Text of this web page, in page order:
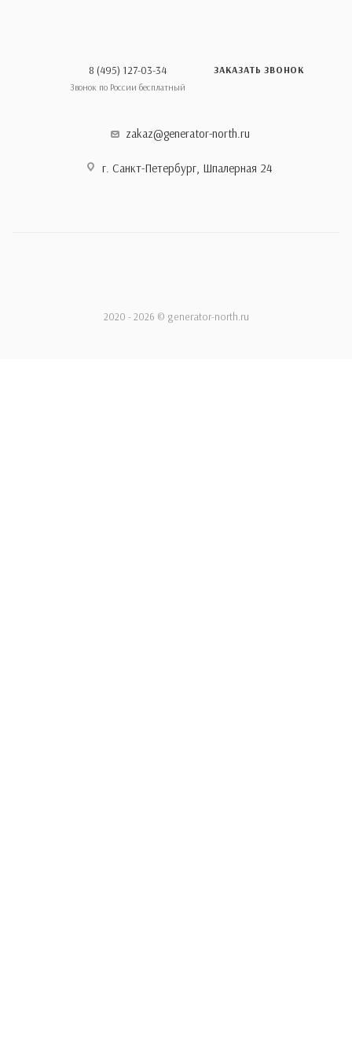
8 (495) 127-03-34
Звонок по России бесплатный
ЗАКАЗАТЬ ЗВОНОК
zakaz@generator-north.ru
г. Санкт-Петербург, Шпалерная 24
2020 - 2026 © generator-north.ru